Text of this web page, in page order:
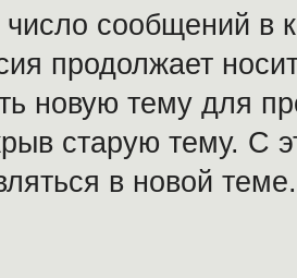
сообщений в
продолжает
новую тему для
старую тему. С
в новой теме.